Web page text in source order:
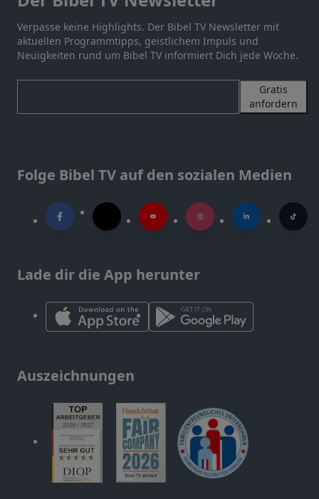
Verpasse keine Highlights. Der Bibel TV Newsletter mit
aktuellen Programmtipps, geistlichem Impuls und
Neuigkeiten rund um Bibel TV informiert Dich jede Woche.
Gratis
anfordern
Folge Bibel TV auf den sozialen Medien
Lade dir die App herunter
Auszeichnungen